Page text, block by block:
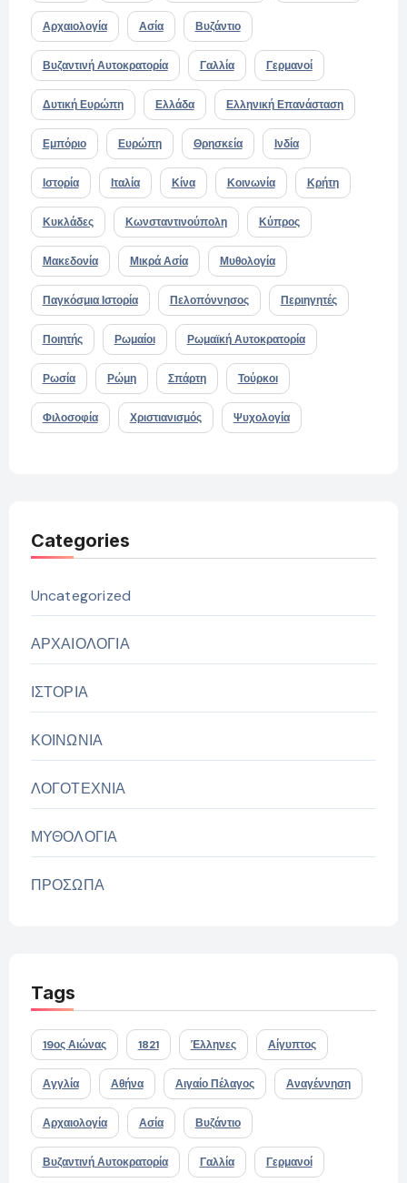
Αρχαιολογία Ασία Βυζάντιο
Βυζαντινή Αυτοκρατορία Γαλλία Γερμανοί
Δυτική Ευρώπη Ελλάδα Ελληνική Επανάσταση
Εμπόριο Ευρώπη Θρησκεία Ινδία
Ιστορία Ιταλία Κίνα Κοινωνία Κρήτη
Κυκλάδες Κωνσταντινούπολη Κύπρος
Μακεδονία Μικρά Ασία Μυθολογία
Παγκόσμια Ιστορία Πελοπόννησος Περιηγητές
Ποιητής Ρωμαίοι Ρωμαϊκή Αυτοκρατορία
Ρωσία Ρώμη Σπάρτη Τούρκοι
Φιλοσοφία Χριστιανισμός Ψυχολογία
Categories
Uncategorized
ΑΡΧΑΙΟΛΟΓΙΑ
ΙΣΤΟΡΙΑ
ΚΟΙΝΩΝΙΑ
ΛΟΓΟΤΕΧΝΙΑ
ΜΥΘΟΛΟΓΙΑ
ΠΡΟΣΩΠΑ
Tags
19ος Αιώνας 1821 Έλληνες Αίγυπτος
Αγγλία Αθήνα Αιγαίο Πέλαγος Αναγέννηση
Αρχαιολογία Ασία Βυζάντιο
Βυζαντινή Αυτοκρατορία Γαλλία Γερμανοί